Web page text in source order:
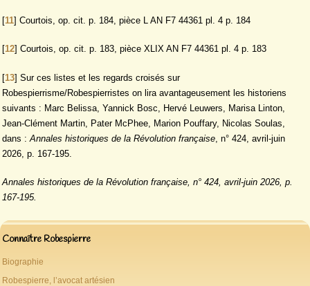
[11] Courtois, op. cit. p. 184, pièce L AN F7 44361 pl. 4 p. 184
[12] Courtois, op. cit. p. 183, pièce XLIX AN F7 44361 pl. 4 p. 183
[13] Sur ces listes et les regards croisés sur
Robespierrisme/Robespierristes on lira avantageusement les historiens
suivants : Marc Belissa, Yannick Bosc, Hervé Leuwers, Marisa Linton,
Jean-Clément Martin, Pater McPhee, Marion Pouffary, Nicolas Soulas,
dans : Annales historiques de la Révolution française , n° 424, avril-juin
2026, p. 167-195.
Annales historiques de la Révolution française, n° 424, avril-juin 2026, p.
167-195.
Connaître Robespierre
Biographie
Robespierre, l’avocat artésien